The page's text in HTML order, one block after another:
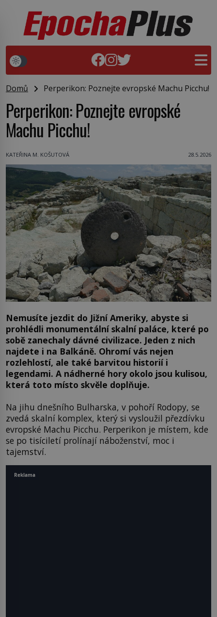
Domů Perperikon: Poznejte evropské Machu Picchu!
Perperikon: Poznejte evropské
Machu Picchu!
KATEŘINA M. KOŠUTOVÁ 28.5.2026
Nemusíte jezdit do Jižní Ameriky, abyste si
prohlédli monumentální skalní paláce, které po
sobě zanechaly dávné civilizace. Jeden z nich
najdete i na Balkáně. Ohromí vás nejen
rozlehlostí, ale také barvitou historií i
legendami. A nádherné hory okolo jsou kulisou,
která toto místo skvěle doplňuje.
Na jihu dnešního Bulharska, v pohoří Rodopy, se
zvedá skalní komplex, který si vysloužil přezdívku
evropské Machu Picchu. Perperikon je místem, kde
se po tisíciletí prolínají náboženství, moc i
tajemství.
Reklama